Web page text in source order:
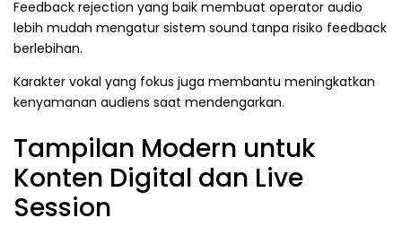
Feedback rejection yang baik membuat operator audio
lebih mudah mengatur sistem sound tanpa risiko feedback
berlebihan.
Karakter vokal yang fokus juga membantu meningkatkan
kenyamanan audiens saat mendengarkan.
Tampilan Modern untuk
Konten Digital dan Live
Session